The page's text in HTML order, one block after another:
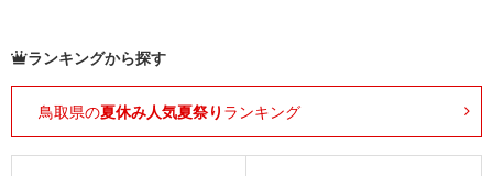
ランキングから探す
鳥取県の夏休み人気夏祭り ランキング